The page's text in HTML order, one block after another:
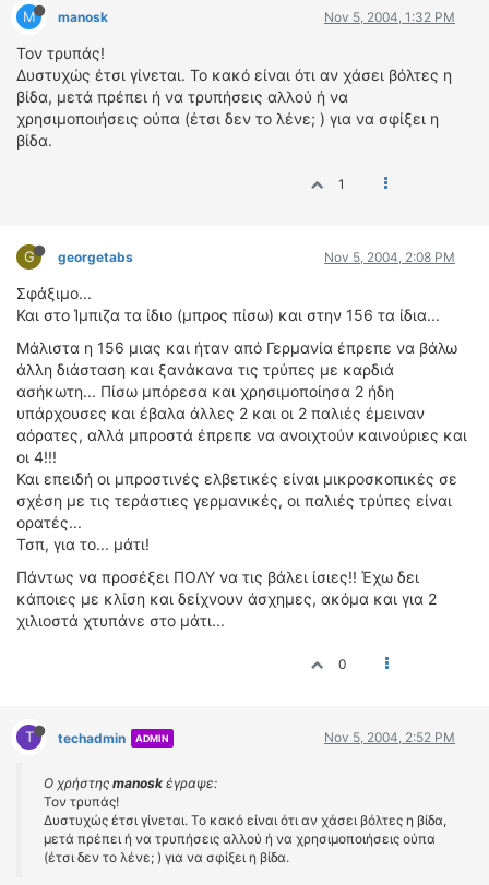
M manosk Nov 5, 2004, 1:32 PM
Τον τρυπάς!
Δυστυχώς έτσι γίνεται. Το κακό είναι ότι αν χάσει βόλτες η
βίδα, μετά πρέπει ή να τρυπήσεις αλλού ή να
χρησιμοποιήσεις ούπα (έτσι δεν το λένε; ) για να σφίξει η
βίδα.
1
G georgetabs Nov 5, 2004, 2:08 PM
Σφάξιμο...
Και στο Ίμπιζα τα ίδιο (μπρος πίσω) και στην 156 τα ίδια...
Μάλιστα η 156 μιας και ήταν από Γερμανία έπρεπε να βάλω
άλλη διάσταση και ξανάκανα τις τρύπες με καρδιά
ασήκωτη... Πίσω μπόρεσα και χρησιμοποίησα 2 ήδη
υπάρχουσες και έβαλα άλλες 2 και οι 2 παλιές έμειναν
αόρατες, αλλά μπροστά έπρεπε να ανοιχτούν καινούριες και
οι 4!!!
Και επειδή οι μπροστινές ελβετικές είναι μικροσκοπικές σε
σχέση με τις τεράστιες γερμανικές, οι παλιές τρύπες είναι
ορατές...
Τσπ, για το... μάτι!
Πάντως να προσέξει ΠΟΛΥ να τις βάλει ίσιες!! Έχω δει
κάποιες με κλίση και δείχνουν άσχημες, ακόμα και για 2
χιλιοστά χτυπάνε στο μάτι...
0
T techadmin ADMIN Nov 5, 2004, 2:52 PM
Ο χρήστης manosk έγραψε:
Τον τρυπάς!
Δυστυχώς έτσι γίνεται. Το κακό είναι ότι αν χάσει βόλτες η βίδα,
μετά πρέπει ή να τρυπήσεις αλλού ή να χρησιμοποιήσεις ούπα
(έτσι δεν το λένε; ) για να σφίξει η βίδα.